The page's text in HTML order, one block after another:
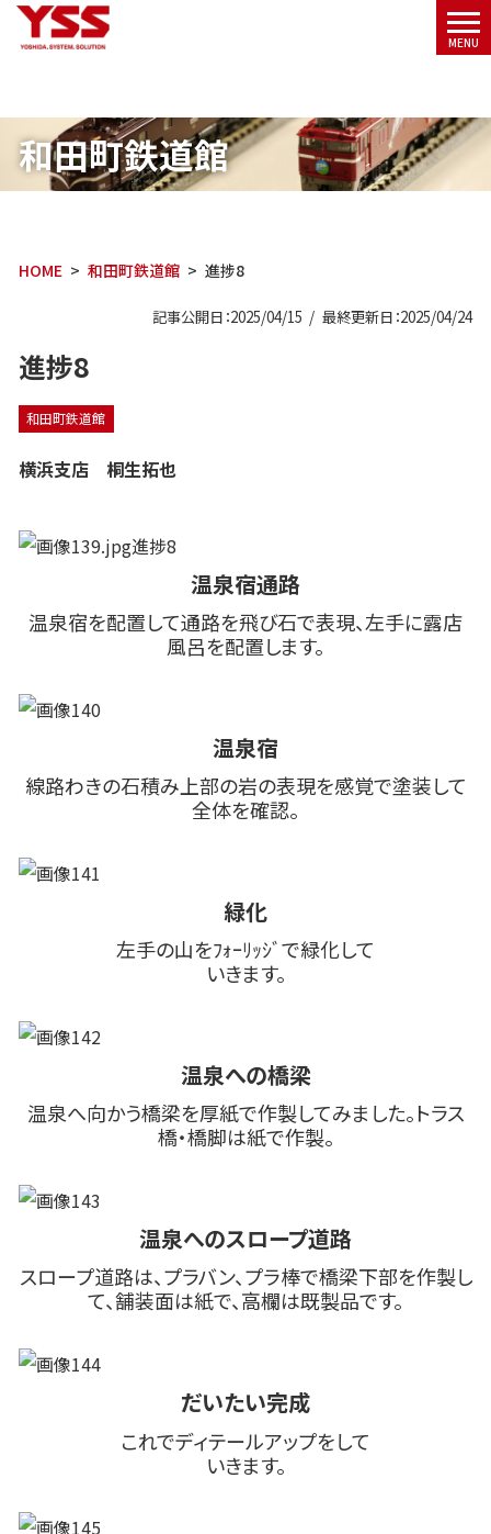
和田町鉄道館
HOME 和田町鉄道館 進捗8
記事公開日：2025/04/15 最終更新日：2025/04/24
進捗8
和田町鉄道館
横浜支店 桐生拓也
温泉宿通路
温泉宿を配置して通路を飛び石で表現、左手に露店
風呂を配置します。
温泉宿
線路わきの石積み上部の岩の表現を感覚で塗装して
全体を確認。
緑化
左手の山をﾌｫｰﾘｯｼﾞで緑化して
いきます。
温泉への橋梁
温泉へ向かう橋梁を厚紙で作製してみました。トラス
橋・橋脚は紙で作製。
温泉へのスロープ道路
スロープ道路は、プラバン、プラ棒で橋梁下部を作製し
て、舗装面は紙で、高欄は既製品です。
だいたい完成
これでディテールアップをして
いきます。
メニ
MENU